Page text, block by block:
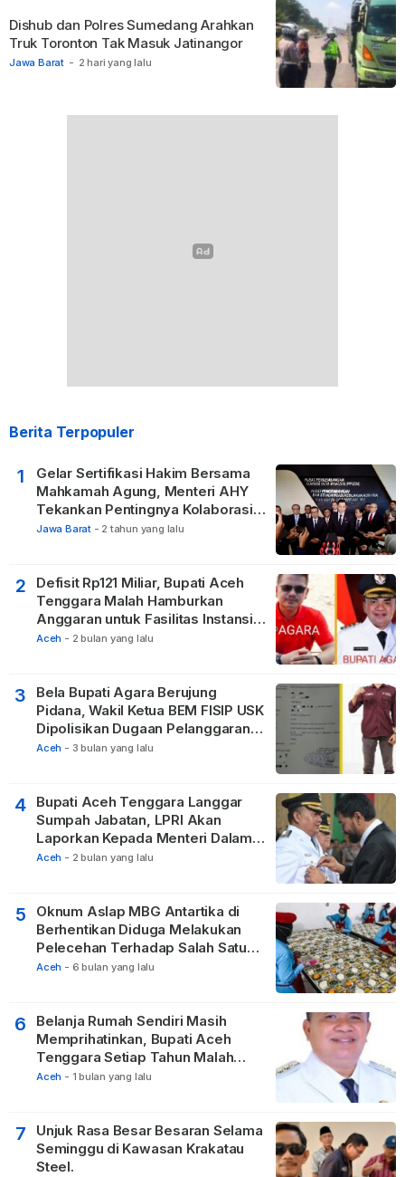
Jawa Barat - 2 hari yang lalu
Dishub dan Polres Sumedang Arahkan
Truk Toronton Tak Masuk Jatinangor
Berita Terpopuler
1
Gelar Sertifikasi Hakim Bersama
Mahkamah Agung, Menteri AHY
Tekankan Pentingnya Kolaborasi
untuk Hadirkan Keadilan bagi
Jawa Barat - 2 tahun yang lalu
2
Defisit Rp121 Miliar, Bupati Aceh
Tenggara Malah Hamburkan
Anggaran untuk Fasilitas Instansi
Vertikal
Aceh - 2 bulan yang lalu
3
Bela Bupati Agara Berujung
Pidana, Wakil Ketua BEM FISIP USK
Dipolisikan Dugaan Pelanggaran
Privasi dan UU ITE
Aceh - 3 bulan yang lalu
4
Bupati Aceh Tenggara Langgar
Sumpah Jabatan, LPRI Akan
Laporkan Kepada Menteri Dalam
Negeri
Aceh - 2 bulan yang lalu
5
Oknum Aslap MBG Antartika di
Berhentikan Diduga Melakukan
Pelecehan Terhadap Salah Satu
Relawan
Aceh - 6 bulan yang lalu
6
Belanja Rumah Sendiri Masih
Memprihatinkan, Bupati Aceh
Tenggara Setiap Tahun Malah
Membangun Pasilitas Rumah
Aceh - 1 bulan yang lalu
7
Unjuk Rasa Besar Besaran Selama
Seminggu di Kawasan Krakatau
Steel.